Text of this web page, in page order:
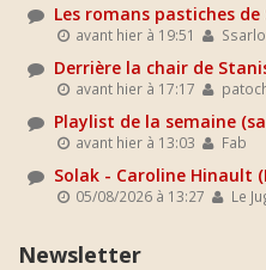
Les romans pastiches de
avant hier à 19:51
Derrière la chair de
avant hier à 17:17
Playlist de la semaine
avant hier à 13:03 Fab
Solak - Caroline Hinault
05/08/2026 à 13:27 Le
Newsletter